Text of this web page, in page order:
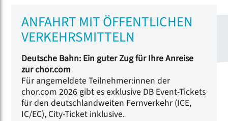
ANFAHRT MIT ÖFFENTLICHEN
VERKEHRSMITTELN
Deutsche Bahn: Ein guter Zug für Ihre Anreise
zur chor.com
Für angemeldete Teilnehmer:innen der
chor.com 2026 gibt es exklusive DB Event-Tickets
für den deutschlandweiten Fernverkehr (ICE,
IC/EC), City-Ticket inklusive.